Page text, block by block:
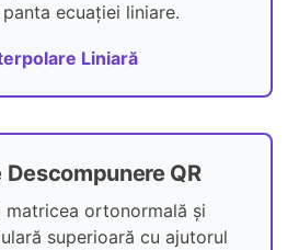
ecuației liniare.
Liniară
QR
ortonormală și
superioară cu ajutorul